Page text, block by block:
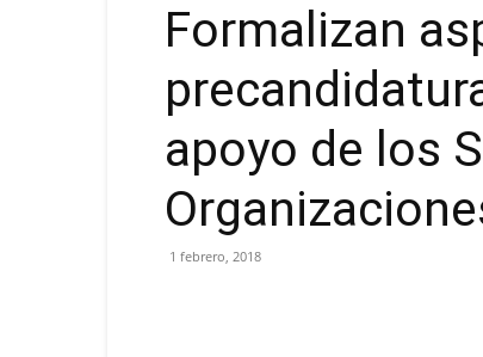
Formalizan
apoyo de los
1 febrero, 2018